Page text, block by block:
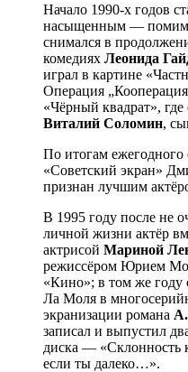
Начало 1990-х годов
насыщенным —
снимался в
комедиях Леонида
играл в картине
Операция
«Чёрный квадрат»,
Виталий Соломин,
По итогам ежегодного
«Советский экран»
признан лучшим
В 1995 году после не
личной жизни актёр
актрисой Мариной
режиссёром Юрием
«Кино»; в том же году
Ла Моля в
экранизации романа
записал и выпустил
диска — «Склонность
если ты далеко…».